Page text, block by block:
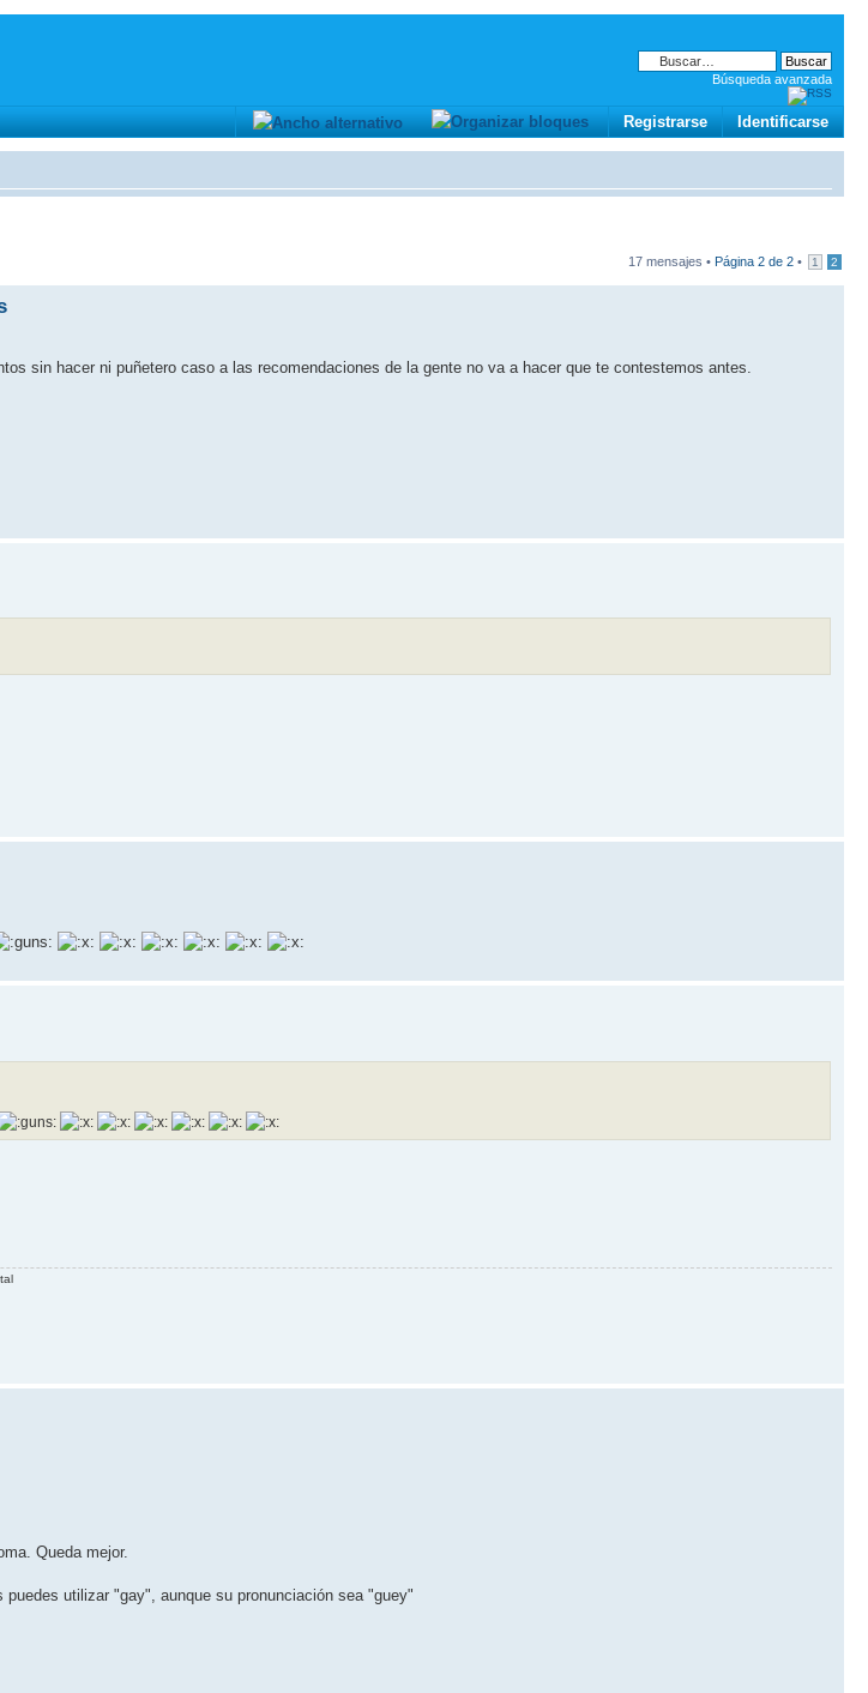
Búsqueda avanzada
Identificarse
Registrarse
17 mensajes • Página 2 de 2 • 1 2
sin hacer ni puñetero caso a las recomendaciones de la gente no va a hacer que te contestemos antes.
Queda mejor.
utilizar "gay", aunque su pronunciación sea "guey"